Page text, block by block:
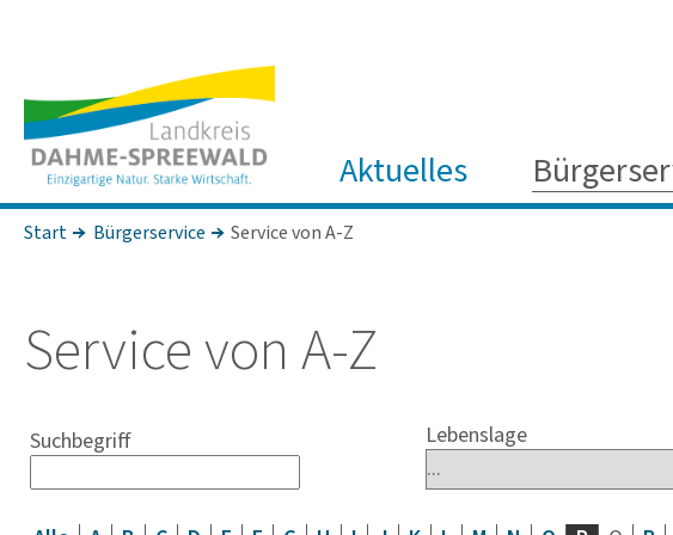
Aktuelles
Start Bürgerservice Service von A-Z
Service von A-Z
Suchbegriff Lebenslage